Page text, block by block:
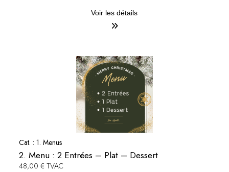
Voir les détails
Cat. : 1. Menus
2. Menu : 2 Entrées – Plat – Dessert
48,00 € TVAC